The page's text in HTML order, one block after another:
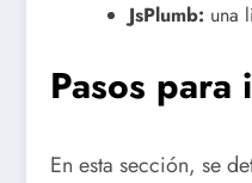
JsPlumb: una
Pasos
En esta sección, se